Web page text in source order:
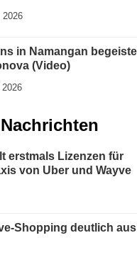
2026
in Namangan
(Video)
erstmals Lizenzen für
von Uber und Wayve
Shopping deutlich aus